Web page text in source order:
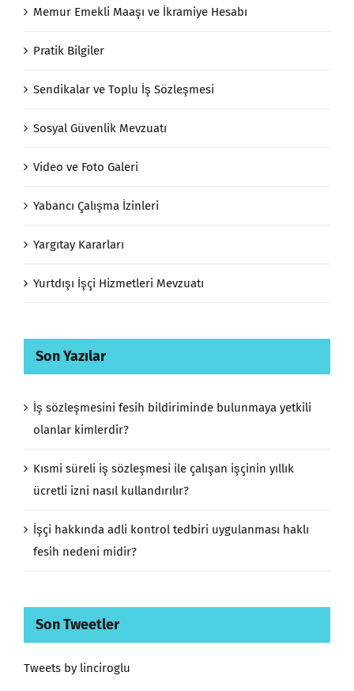
Memur Emekli Maaşı ve İkramiye Hesabı
Pratik Bilgiler
Sendikalar ve Toplu İş Sözleşmesi
Sosyal Güvenlik Mevzuatı
Video ve Foto Galeri
Yabancı Çalışma İzinleri
Yargıtay Kararları
Yurtdışı İşçi Hizmetleri Mevzuatı
Son Yazılar
İş sözleşmesini fesih bildiriminde bulunmaya yetkili
olanlar kimlerdir?
Kısmi süreli iş sözleşmesi ile çalışan işçinin yıllık
ücretli izni nasıl kullandırılır?
İşçi hakkında adli kontrol tedbiri uygulanması haklı
fesih nedeni midir?
Son Tweetler
Tweets by linciroglu